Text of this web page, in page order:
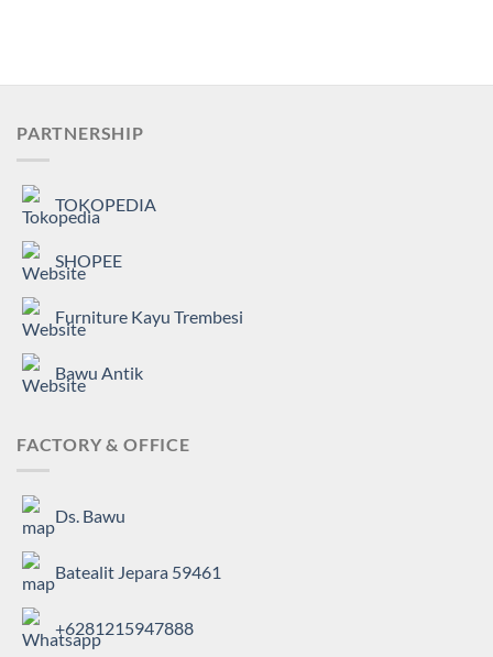
PARTNERSHIP
TOKOPEDIA
SHOPEE
Furniture Kayu Trembesi
Bawu Antik
FACTORY & OFFICE
Ds. Bawu
Batealit Jepara 59461
+6281215947888